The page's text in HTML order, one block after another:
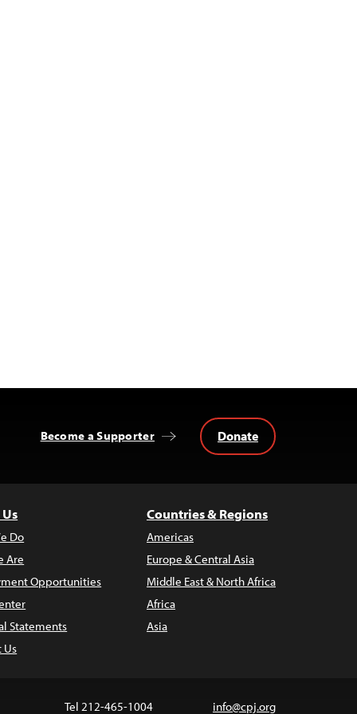
Become a Supporter Donate
Do
Are
Opportunities
Statements
Us
Countries & Regions
Americas
Europe & Central Asia
Middle East & North Africa
Africa
Asia
Tel 212-465-1004 info@cpj.org